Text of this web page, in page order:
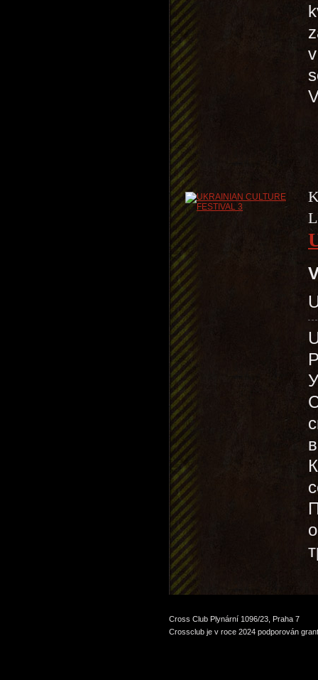
Cross Club Plynární 1096/23, Praha 7
Crossclub je v roce 2024 podporován